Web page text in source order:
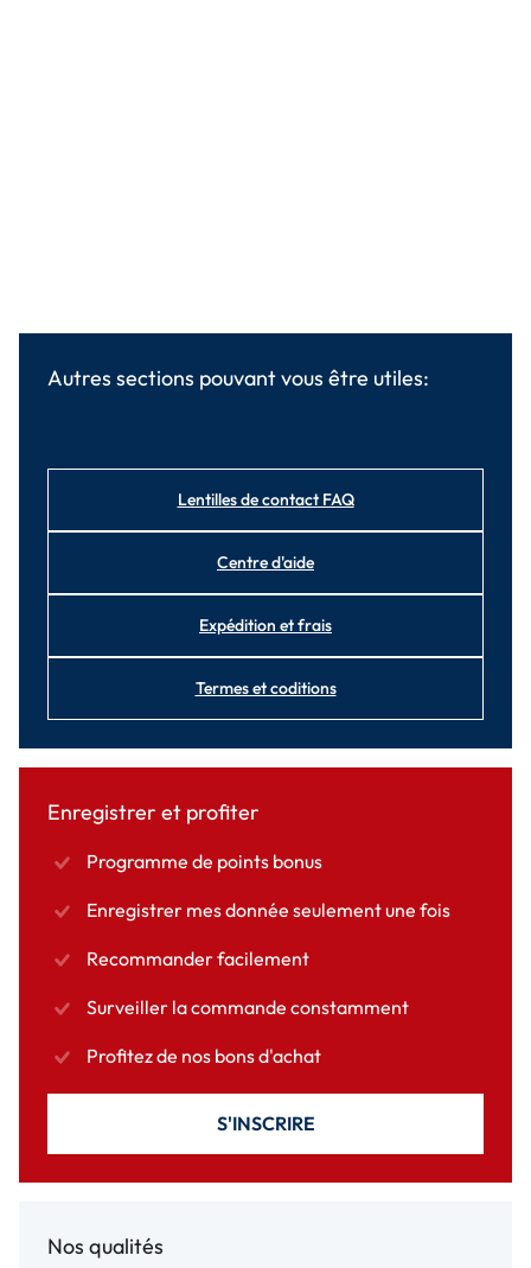
Autres sections pouvant vous être utiles:
Lentilles de contact FAQ
Centre d'aide
Expédition et frais
Termes et coditions
Enregistrer et profiter
Programme de points bonus
Enregistrer mes donnée seulement une fois
Recommander facilement
Surveiller la commande constamment
Profitez de nos bons d'achat
S'INSCRIRE
Nos qualités